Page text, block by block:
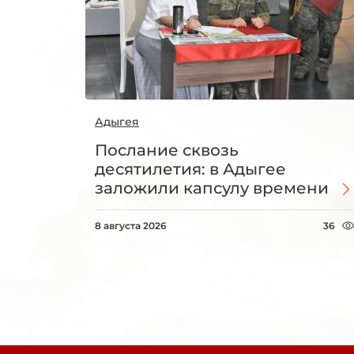
Адыгея
Послание сквозь
десятилетия: в Адыгее
заложили капсулу времени
8 августа 2026 36